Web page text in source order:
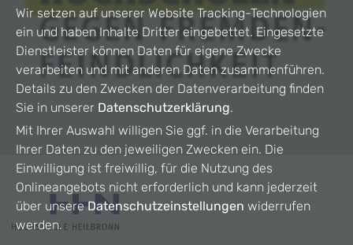
Wir setzen auf unserer Website Tracking-Technologien
ein und haben Inhalte Dritter eingebettet. Eingesetzte
Dienstleister können Daten für eigene Zwecke
verarbeiten und mit anderen Daten zusammenführen.
Details zu den Zwecken der Datenverarbeitung finden
Sie in unserer Datenschutzerklärung.
Mit Ihrer Auswahl willigen Sie ggf. in die Verarbeitung
Ihrer Daten zu den jeweiligen Zwecken ein. Die
Einwilligung ist freiwillig, für die Nutzung des
Onlineangebots nicht erforderlich und kann jederzeit
über unsereDatenschutzeinstellungen widerrufen
werden.